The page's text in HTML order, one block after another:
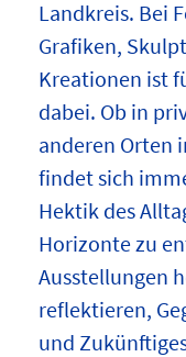
Landkreis. Bei
Grafiken,
Kreationen ist
dabei. Ob in
anderen Orten
findet sich
Hektik des
Horizonte zu
Ausstellungen
reflektieren,
und